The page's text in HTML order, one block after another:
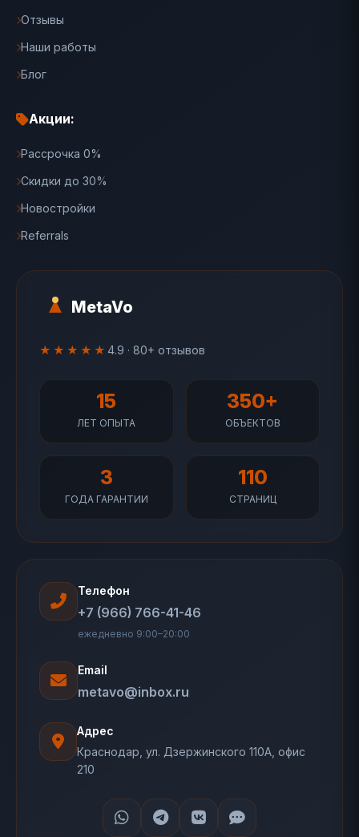
MetaVo
★★★★★ 4.9 · 80+ отзывов
15
ЛЕТ ОПЫТА
350+
ОБЪЕКТОВ
3
ГОДА ГАРАНТИИ
110
СТРАНИЦ
Отзывы
Наши работы
Блог
Акции:
Рассрочка 0%
Скидки до 30%
Новостройки
Referrals
Телефон
+7 (966) 766-41-46
ежедневно 9:00–20:00
Email
metavo@inbox.ru
Адрес
Краснодар, ул. Дзержинского 110А, офис
210